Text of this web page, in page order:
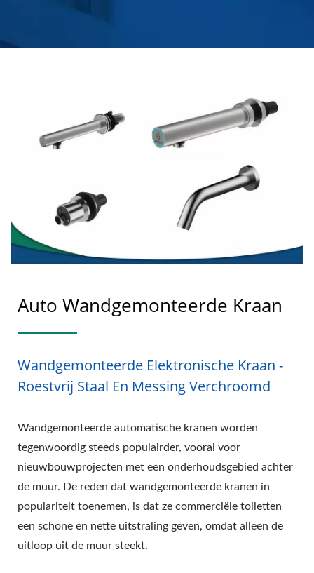
Auto Wandgemonteerde Kraan
Wandgemonteerde Elektronische Kraan -
Roestvrij Staal En Messing Verchroomd
Wandgemonteerde automatische kranen worden
tegenwoordig steeds populairder, vooral voor
nieuwbouwprojecten met een onderhoudsgebied achter
de muur. De reden dat wandgemonteerde kranen in
populariteit toenemen, is dat ze commerciële toiletten
een schone en nette uitstraling geven, omdat alleen de
uitloop uit de muur steekt.